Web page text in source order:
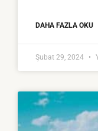
DAHA FAZLA OKU
Şubat 29, 2024